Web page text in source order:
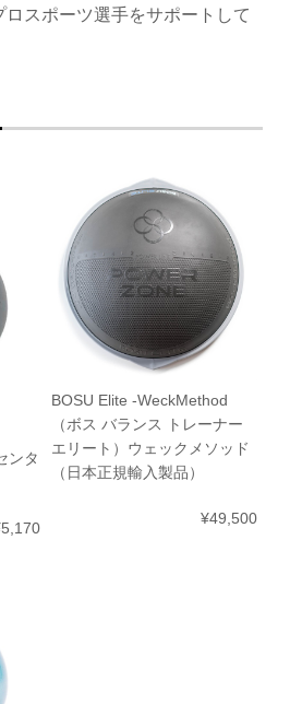
スポーツ選手をサポートして
ンタ
BOSU Elite -WeckMethod
（ボス バランス トレーナー
エリート）ウェックメソッド
（日本正規輸入製品）
¥49,500